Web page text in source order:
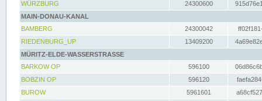
WÜRZBURG
24300600
MAIN-DONAU-KANAL
BAMBERG
24300042
RIEDENBURG_UP
13409200
MÜRITZ-ELDE-WASSERSTRASSE
BARKOW OP
596100
BOBZIN OP
596120
BUROW
5961601